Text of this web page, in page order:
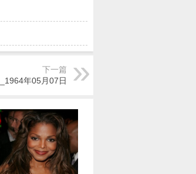
下一篇
年05月07日